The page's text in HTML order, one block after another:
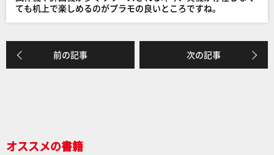
o
k
ても机上で楽しめるのがプラモの良いところですね。
前の記事 次の記事
オススメの書籍